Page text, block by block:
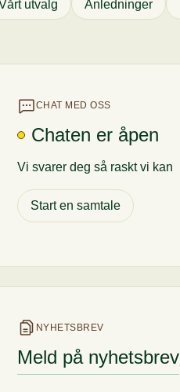
utvalg Anledninger
CHAT MED OSS
Chaten er åpen
Vi svarer deg så raskt vi kan
Start en samtale
NYHETSBREV
Meld på nyhetsbrev